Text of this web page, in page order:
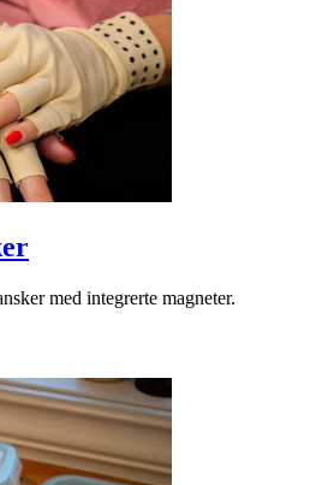
med integrerte magneter.